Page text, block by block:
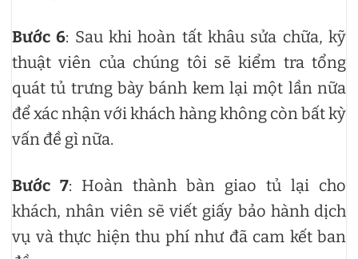
Bước 6: Sau khi hoàn tất khâu sửa chữa, kỹ
thuật viên của chúng tôi sẽ kiểm tra tổng
quát tủ trưng bày bánh kem lại một lần nữa
để xác nhận với khách hàng không còn bất kỳ
vấn đề gì nữa.
Bước 7: Hoàn thành bàn giao tủ lại cho
khách, nhân viên sẽ viết giấy bảo hành dịch
vụ và thực hiện thu phí như đã cam kết ban